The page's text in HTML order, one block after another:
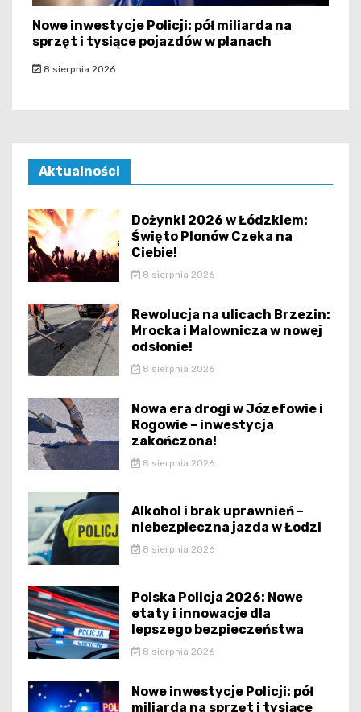
Nowe inwestycje Policji: pół miliarda na
sprzęt i tysiące pojazdów w planach
8 sierpnia 2026
Aktualności
Dożynki 2026 w Łódzkiem:
Święto Plonów Czeka na
Ciebie!
8 sierpnia 2026
Rewolucja na ulicach Brzezin:
Mrocka i Malownicza w nowej
odsłonie!
8 sierpnia 2026
Nowa era drogi w Józefowie i
Rogowie – inwestycja
zakończona!
8 sierpnia 2026
Alkohol i brak uprawnień –
niebezpieczna jazda w Łodzi
8 sierpnia 2026
Polska Policja 2026: Nowe
etaty i innowacje dla
lepszego bezpieczeństwa
8 sierpnia 2026
Nowe inwestycje Policji: pół
miliarda na sprzęt i tysiące